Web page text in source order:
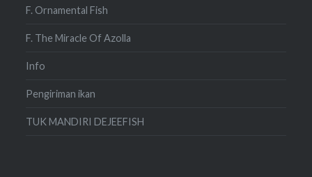
F. Ornamental Fish
F. The Miracle Of Azolla
Info
Pengiriman ikan
TUK MANDIRI DEJEEFISH